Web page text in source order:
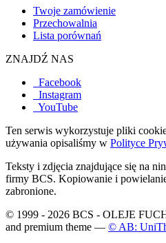
Twoje zamówienie
Przechowalnia
Lista porównań
ZNAJDŹ NAS
Facebook
Instagram
YouTube
Ten serwis wykorzystuje pliki
używania opisaliśmy w Polityce
Teksty i zdjęcia znajdujące się na
firmy BCS. Kopiowanie i
zabronione.
© 1999 - 2026 BCS - OLEJE
and premium theme — © AB: